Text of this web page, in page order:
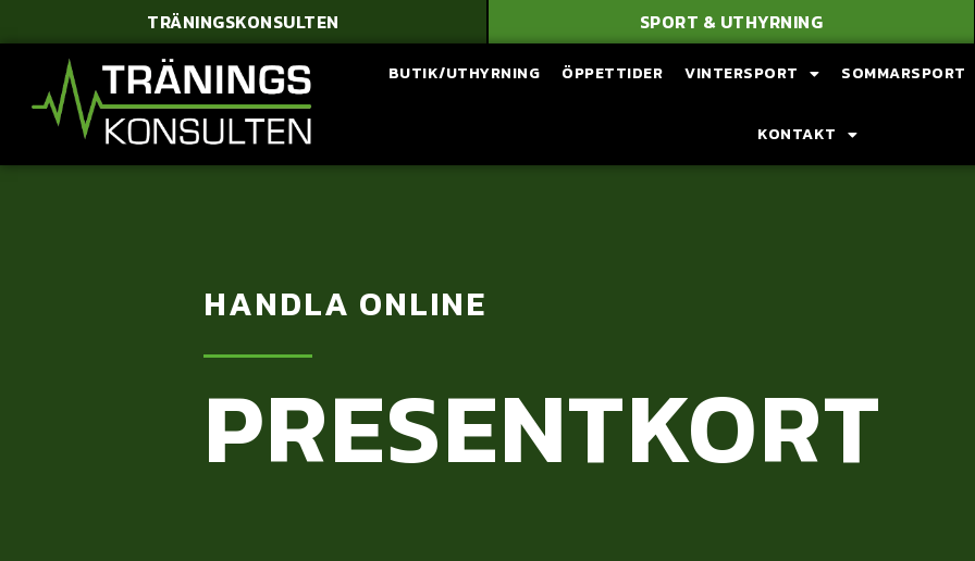
TRÄNINGSKONSULTEN SPORT & UTHYRNING
BUTIK/UTHYRNING ÖPPETTIDER VINTERSPORT SOMMARSPORT
KONTAKT
HANDLA ONLINE
PRESENTKORT